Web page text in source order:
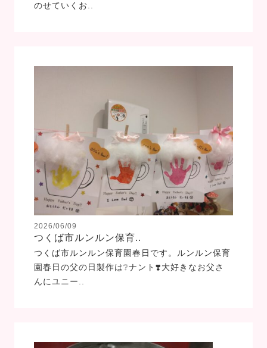
のせていくお..
2026/06/09
つくば市ルンルン保育..
つくば市ルンルン保育園春日です。ルンルン保育
園春日の父の日製作は❔ナント❣️大好きなお父さ
んにユニー..